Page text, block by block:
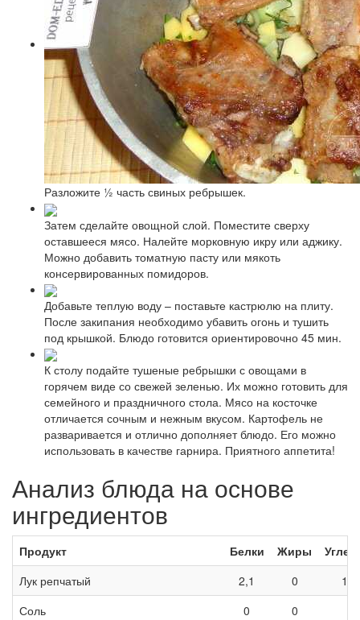
Разложите ½ часть свиных ребрышек.
Затем сделайте овощной слой. Поместите сверху
оставшееся мясо. Налейте морковную икру или аджику.
Можно добавить томатную пасту или мякоть
консервированных помидоров.
Добавьте теплую воду – поставьте кастрюлю на плиту.
После закипания необходимо убавить огонь и тушить
под крышкой. Блюдо готовится ориентировочно 45 мин.
К столу подайте тушеные ребрышки с овощами в
горячем виде со свежей зеленью. Их можно готовить для
семейного и праздничного стола. Мясо на косточке
отличается сочным и нежным вкусом. Картофель не
разваривается и отлично дополняет блюдо. Его можно
использовать в качестве гарнира. Приятного аппетита!
Анализ блюда на основе
ингредиентов
Продукт Белки Жиры
Лук репчатый
2,1 0
Соль
0 0